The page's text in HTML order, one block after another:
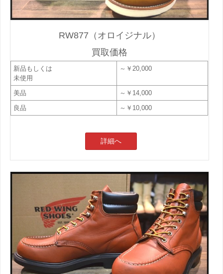
RW877（オロイジナル）
買取価格
新品もしくは
未使用
～￥20,000
美品
～￥14,000
良品
～￥10,000
詳細へ